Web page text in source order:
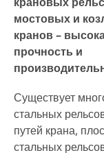
мостовых и
кранов –
прочность и
Существует
стальных
путей крана,
стальных